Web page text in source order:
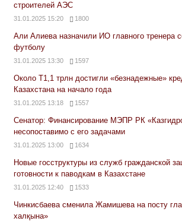
строителей АЭС
31.01.2025 15:20 1800
Али Алиева назначили ИО главного тренера
футболу
31.01.2025 13:30 1597
Около Т1,1 трлн достигли «безнадежные»
Казахстана на начало года
31.01.2025 13:18 1557
Сенатор: Финансирование МЭПР РК
несопоставимо с его задачами
31.01.2025 13:00 1634
Новые госструктуры из служб гражданской
готовности к паводкам в Казахстане
31.01.2025 12:40 1533
Чинкисбаева сменила Жамишева на посту
халқына»